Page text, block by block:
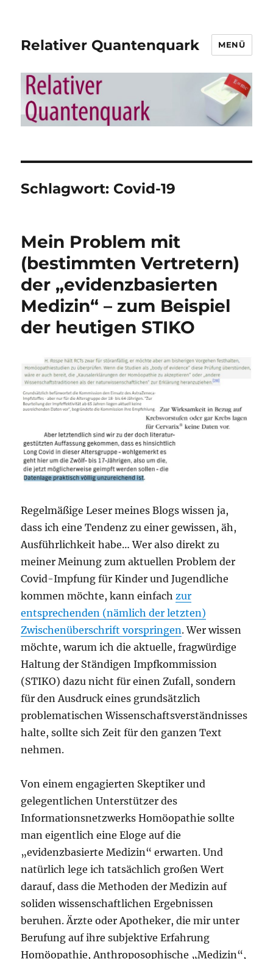
Relativer Quantenquark MENÜ
Schlagwort: Covid-19
Mein Problem mit
(bestimmten Vertretern)
der „evidenzbasierten
Medizin“ – zum Beispiel
der heutigen STIKO
Regelmäßige Leser meines Blogs wissen ja,
dass ich eine Tendenz zu einer gewissen, äh,
Ausführlichkeit habe… Wer also direkt zu
meiner Meinung zum aktuellen Problem der
Covid-Impfung für Kinder und Jugendliche
kommen möchte, kann einfachzur
entsprechenden (nämlich der letzten)
Zwischenüberschrift vorspringen. Wer wissen
möchte, warum ich die aktuelle, fragwürdige
Haltung der Ständigen Impfkommission
(STIKO) dazu nicht für einen Zufall, sondern
für den Ausdruck eines grundsätzlich
problematischen Wissenschaftsverständnisses
halte, sollte sich Zeit für den ganzen Text
nehmen.
Von einem engagierten Skeptiker und
gelegentlichen Unterstützer des
Informationsnetzwerks Homöopathie sollte
man eigentlich eine Eloge auf die
„evidenzbasierte Medizin“ erwarten. Und
natürlich lege ich tatsächlich großen Wert
darauf, dass die Methoden der Medizin auf
soliden wissenschaftlichen Ergebnissen
beruhen. Ärzte oder Apotheker, die mir unter
Berufung auf ihre subjektive Erfahrung
Homöopathie, Anthroposophische „Medizin“,